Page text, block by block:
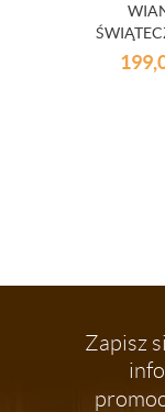
DRZWI Z
Zapisz